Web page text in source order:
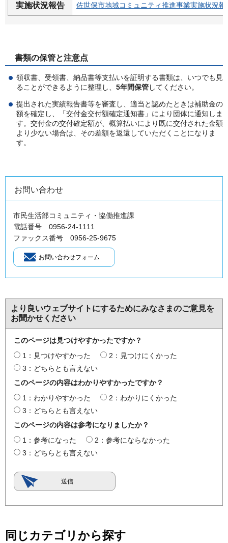
実施状況報告 佐世保市地域コミュニティ推進事業実施状況
書類の保管と注意点
領収書、受領書、納品書等支払いを証明する書類は、いつでも見
ることができるように整理し、 5年間保管してください。
提出された実績報告書等を審査し、適当と認めたときは補助金の
額を確定し、「交付金交付額確定通知書」により団体に通知しま
す。交付金の交付確定額が、概算払いにより既に交付された金額
より少ない場合は、その差額を返還していただくことになりま
す。
お問い合わせ
市民生活部コミュニティ・協働推進課
電話番号 0956-24-1111
ファックス番号 0956-25-9675
より良いウェブサイトにするためにみなさまのご意見を
お聞かせください
このページは見つけやすかったですか？
1：見つけやすかった
2：見つけにくかった
3：どちらとも言えない
このページの内容はわかりやすかったですか？
1：わかりやすかった
2：わかりにくかった
3：どちらとも言えない
このページの内容は参考になりましたか？
1：参考になった
2：参考にならなかった
3：どちらとも言えない
同じカテゴリから探す